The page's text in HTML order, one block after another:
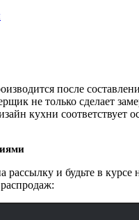
после
не только сделает
кухни соответствует
рассылку и будьте в курсе